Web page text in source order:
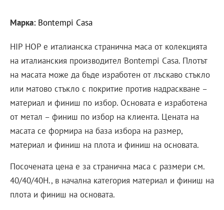
Марка: Bontempi Casa
HIP HOP е италианска странична маса от колекцията
на италианския производител Bontempi Casa. Плотът
на масата може да бъде изработен от лъскаво стъкло
или матово стъкло с покритие против надраскване –
материал и финиш по избор. Основата е изработена
от метал – финиш по избор на клиента. Цената на
масата се формира на база избора на размер,
материал и финиш на плота и финиш на основата.
Посочената цена е за странична маса с размери см.
40/40/40Н., в начална категория материал и финиш на
плота и финиш на основата.